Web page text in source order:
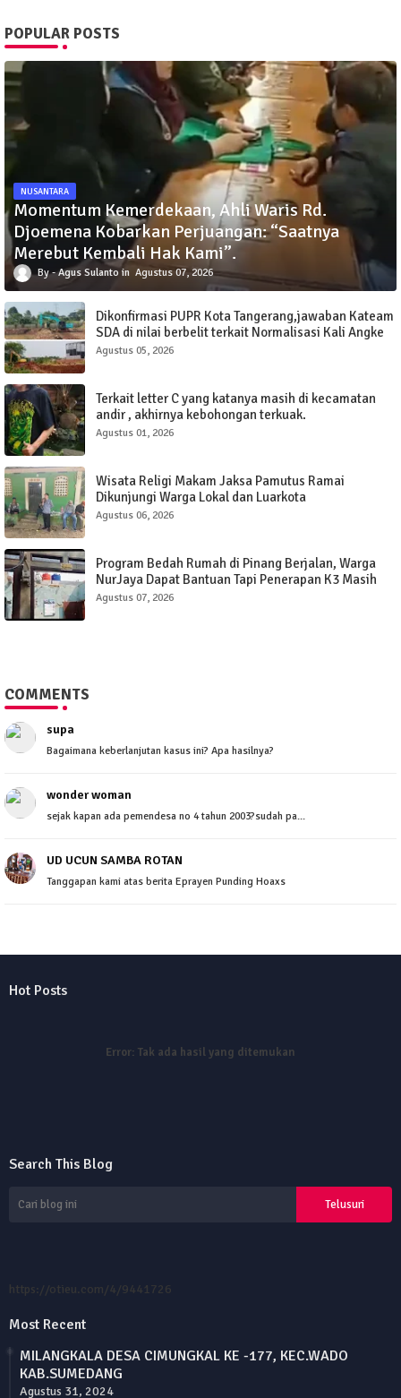
POPULAR POSTS
NUSANTARA
Momentum Kemerdekaan, Ahli Waris Rd.
Djoemena Kobarkan Perjuangan: “Saatnya
Merebut Kembali Hak Kami”.
Agus Sulanto Agustus 07, 2026
Dikonfirmasi PUPR Kota Tangerang,jawaban Kateam
SDA di nilai berbelit terkait Normalisasi Kali Angke
Sudimara Pinang.
Agustus 05, 2026
Terkait letter C yang katanya masih di kecamatan
andir , akhirnya kebohongan terkuak.
Agustus 01, 2026
Wisata Religi Makam Jaksa Pamutus Ramai
Dikunjungi Warga Lokal dan Luarkota
Agustus 06, 2026
Program Bedah Rumah di Pinang Berjalan, Warga
NurJaya Dapat Bantuan Tapi Penerapan K3 Masih
Perlu Evaluasi.
Agustus 07, 2026
COMMENTS
supa
Bagaimana keberlanjutan kasus ini? Apa hasilnya?
wonder woman
sejak kapan ada pemendesa no 4 tahun 2003?sudah pa...
UD UCUN SAMBA ROTAN
Tanggapan kami atas berita Eprayen Punding Hoaxs
Hot Posts
Error: Tak ada hasil yang ditemukan
Search This Blog
https://otieu.com/4/9441726
Most Recent
MILANGKALA DESA CIMUNGKAL KE -177, KEC.WADO
KAB.SUMEDANG
Agustus 31, 2024